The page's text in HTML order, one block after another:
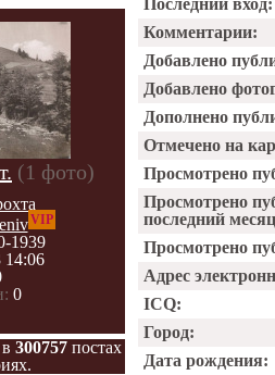
(1 фото)
VIP
1939
14:06
0
300757постах
Последний вход:
Комментарии:
Добавлено
Добавлено
Дополнено
Отмечено на
Просмотрено
Просмотрено
последний
Просмотрено
Адрес
ICQ:
Город:
Дата рождения: